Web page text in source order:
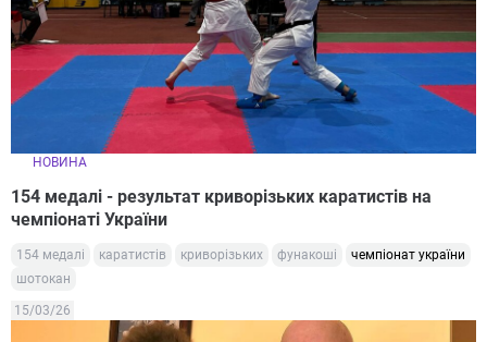
НОВИНА
154 медалі - результат криворізьких каратистів на
чемпіонаті України
154 медалі каратистів криворізьких фунакоші
чемпіонат україни
шотокан
15/03/26